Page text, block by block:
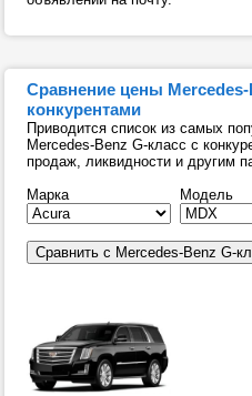
Сравнение цены Mercedes-
конкурентами
Приводится список из самых
Mercedes-Benz G-класс с
продаж, ликвидности и другим
Марка
Модель